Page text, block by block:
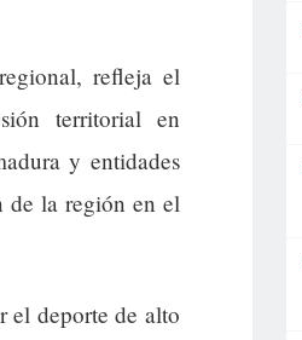
refleja el
territorial en
y entidades
de la región en el
el deporte de alto